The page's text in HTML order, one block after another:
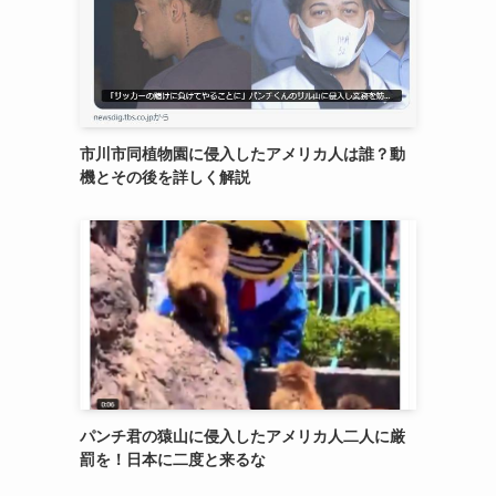
市川市同植物園に侵入したアメリカ人は誰？動
機とその後を詳しく解説
パンチ君の猿山に侵入したアメリカ人二人に厳
罰を！日本に二度と来るな